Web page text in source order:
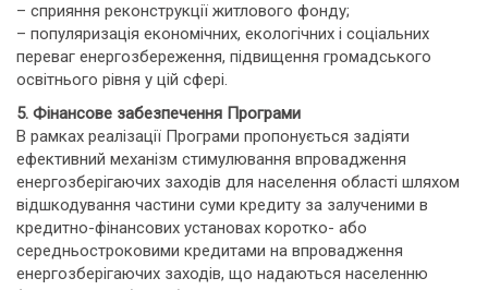
– сприяння реконструкції житлового фонду;
– популяризація економічних, екологічних і соціальних
переваг енергозбереження, підвищення громадського
освітнього рівня у цій сфері.
5. Фінансове забезпечення Програми
В рамках реалізації Програми пропонується задіяти
ефективний механізм стимулювання впровадження
енергозберігаючих заходів для населення області шляхом
відшкодування частини суми кредиту за залученими в
кредитно-фінансових установах коротко- або
середньостроковими кредитами на впровадження
енергозберігаючих заходів, що надаються населенню